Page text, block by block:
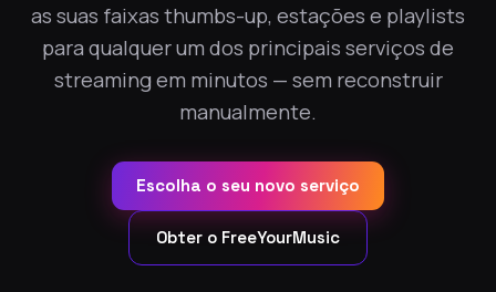
as suas faixas thumbs-up, estações e playlists
para qualquer um dos principais serviços de
streaming em minutos — sem reconstruir
manualmente.
Escolha o seu novo serviço
Obter o FreeYourMusic